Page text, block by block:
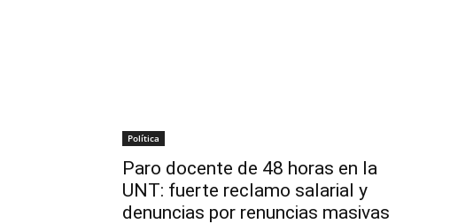
Política
Paro docente de 48 horas en la
UNT: fuerte reclamo salarial y
denuncias por renuncias masivas